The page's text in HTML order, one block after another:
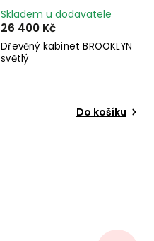
Dřevěný kabinet BROOKLYN
světlý
Skladem u dodavatele
26 400 Kč
Do košíku